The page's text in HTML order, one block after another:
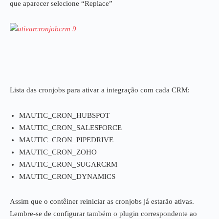
que aparecer selecione “Replace”
Lista das cronjobs para ativar a integração com cada CRM:
MAUTIC_CRON_HUBSPOT
MAUTIC_CRON_SALESFORCE
MAUTIC_CRON_PIPEDRIVE
MAUTIC_CRON_ZOHO
MAUTIC_CRON_SUGARCRM
MAUTIC_CRON_DYNAMICS
Assim que o contêiner reiniciar as cronjobs já estarão ativas.
Lembre-se de configurar também o plugin correspondente ao